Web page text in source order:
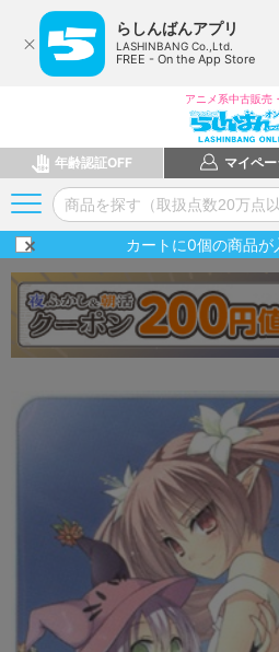
らしんばんアプリ
LASHINBANG Co.,Ltd.
FREE - On the App Store
アニメ系中古販売
年齢認証OFF マイペ
カートに0個の商品が